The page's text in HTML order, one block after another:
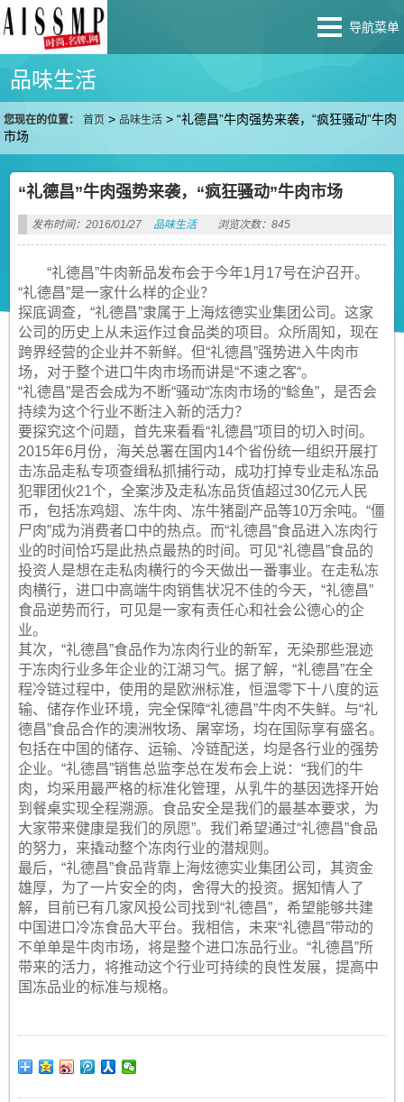
导航菜单
品味生活
您现在的位置： 首页 > 品味生活 >“礼德昌”牛肉强势来袭，“疯狂骚动”牛肉
市场
“礼德昌”牛肉强势来袭，“疯狂骚动”牛肉市场
发布时间：2016/01/27 品味生活 浏览次数：845
“礼德昌”牛肉新品发布会于今年1月17号在沪召开。
“礼德昌”是一家什么样的企业？
探底调查，“礼德昌”隶属于上海炫德实业集团公司。这家
公司的历史上从未运作过食品类的项目。众所周知，现在
跨界经营的企业并不新鲜。但“礼德昌”强势进入牛肉市
场，对于整个进口牛肉市场而讲是“不速之客“。
“礼德昌”是否会成为不断“骚动“冻肉市场的“鲶鱼”，是否会
持续为这个行业不断注入新的活力？
要探究这个问题，首先来看看“礼德昌”项目的切入时间。
2015年6月份，海关总署在国内14个省份统一组织开展打
击冻品走私专项查缉私抓捕行动，成功打掉专业走私冻品
犯罪团伙21个，全案涉及走私冻品货值超过30亿元人民
币，包括冻鸡翅、冻牛肉、冻牛猪副产品等10万余吨。“僵
尸肉”成为消费者口中的热点。而“礼德昌”食品进入冻肉行
业的时间恰巧是此热点最热的时间。可见“礼德昌”食品的
投资人是想在走私肉横行的今天做出一番事业。在走私冻
肉横行，进口中高端牛肉销售状况不佳的今天，“礼德昌”
食品逆势而行，可见是一家有责任心和社会公德心的企
业。
其次，“礼德昌”食品作为冻肉行业的新军，无染那些混迹
于冻肉行业多年企业的江湖习气。据了解，“礼德昌”在全
程冷链过程中，使用的是欧洲标准，恒温零下十八度的运
输、储存作业环境，完全保障“礼德昌”牛肉不失鲜。与“礼
德昌”食品合作的澳洲牧场、屠宰场，均在国际享有盛名。
包括在中国的储存、运输、冷链配送，均是各行业的强势
企业。“礼德昌”销售总监李总在发布会上说：“我们的牛
肉，均采用最严格的标准化管理，从乳牛的基因选择开始
到餐桌实现全程溯源。食品安全是我们的最基本要求，为
大家带来健康是我们的夙愿”。我们希望通过“礼德昌”食品
的努力，来撬动整个冻肉行业的潜规则。
最后，“礼德昌”食品背靠上海炫德实业集团公司，其资金
雄厚，为了一片安全的肉，舍得大的投资。据知情人了
解，目前已有几家风投公司找到“礼德昌”，希望能够共建
中国进口冷冻食品大平台。我相信，未来“礼德昌”带动的
不单单是牛肉市场，将是整个进口冻品行业。“礼德昌”所
带来的活力，将推动这个行业可持续的良性发展，提高中
国冻品业的标准与规格。